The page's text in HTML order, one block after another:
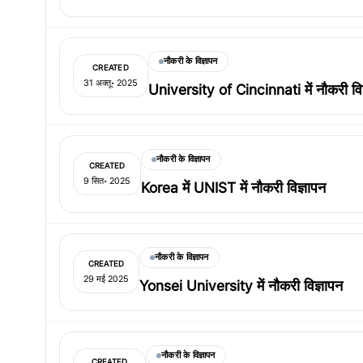
CREATED
31 अक्तू॰ 2025
नौकरी के विज्ञापन
University of Cincinnati में नौकरी
CREATED
9 सित॰ 2025
नौकरी के विज्ञापन
Korea में UNIST में नौकरी विज्ञापन
CREATED
29 मई 2025
नौकरी के विज्ञापन
Yonsei University में नौकरी विज्ञापन
नौकरी के विज्ञापन